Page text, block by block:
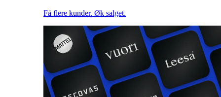
Få flere kunder. Øk salget.